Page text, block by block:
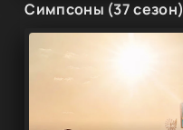
Симпсоны (37 сезон)